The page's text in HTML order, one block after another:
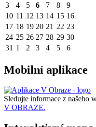
3
4 5 6 7 8
9
10 11 12 13 14 15 16
17 18 19 20 21 22 23
24 25 26 27 28 29 30
31 1 2 3 4 5 6
Mobilní aplikace
Sledujte informace z našeho
V OBRAZE.